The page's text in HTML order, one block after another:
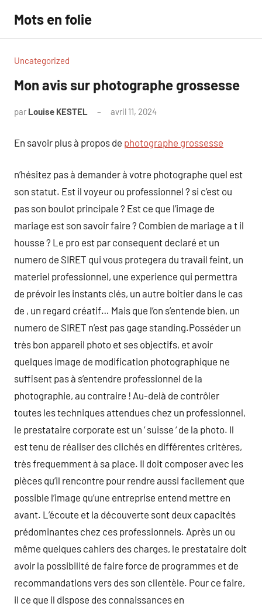
contenu
Mots en folie
Uncategorized
Mon avis sur photographe grossesse
par Louise KESTEL avril 11, 2024
En savoir plus à propos de photographe grossesse
n’hésitez pas à demander à votre photographe quel est
son statut. Est il voyeur ou professionnel ? si c’est ou
pas son boulot principale ? Est ce que l’image de
mariage est son savoir faire ? Combien de mariage a t il
housse ? Le pro est par consequent declaré et un
numero de SIRET qui vous protegera du travail feint, un
materiel professionnel, une experience qui permettra
de prévoir les instants clés, un autre boitier dans le cas
de , un regard créatif… Mais que l’on s’entende bien, un
numero de SIRET n’est pas gage standing.Posséder un
très bon appareil photo et ses objectifs, et avoir
quelques image de modification photographique ne
suffisent pas à s’entendre professionnel de la
photographie, au contraire ! Au-delà de contrôler
toutes les techniques attendues chez un professionnel,
le prestataire corporate est un ‘ suisse ‘ de la photo. Il
est tenu de réaliser des clichés en différentes critères,
très frequemment à sa place. Il doit composer avec les
pièces qu’il rencontre pour rendre aussi facilement que
possible l’image qu’une entreprise entend mettre en
avant. L’écoute et la découverte sont deux capacités
prédominantes chez ces professionnels. Après un ou
même quelques cahiers des charges, le prestataire doit
avoir la possibilité de faire force de programmes et de
recommandations vers des son clientèle. Pour ce faire,
il ce que il dispose des connaissances en